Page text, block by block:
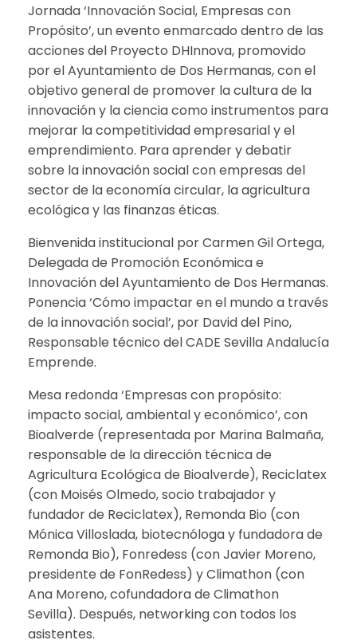
Jornada ‘Innovación Social, Empresas con
Propósito’, un evento enmarcado dentro de las
acciones del Proyecto DHInnova, promovido
por el Ayuntamiento de Dos Hermanas, con el
objetivo general de promover la cultura de la
innovación y la ciencia como instrumentos para
mejorar la competitividad empresarial y el
emprendimiento. Para aprender y debatir
sobre la innovación social con empresas del
sector de la economía circular, la agricultura
ecológica y las finanzas éticas.
Bienvenida institucional por Carmen Gil Ortega,
Delegada de Promoción Económica e
Innovación del Ayuntamiento de Dos Hermanas.
Ponencia ‘Cómo impactar en el mundo a través
de la innovación social’, por David del Pino,
Responsable técnico del CADE Sevilla Andalucía
Emprende.
Mesa redonda ‘Empresas con propósito:
impacto social, ambiental y económico’, con
Bioalverde (representada por Marina Balmaña,
responsable de la dirección técnica de
Agricultura Ecológica de Bioalverde), Reciclatex
(con Moisés Olmedo, socio trabajador y
fundador de Reciclatex), Remonda Bio (con
Mónica Villoslada, biotecnóloga y fundadora de
Remonda Bio), Fonredess (con Javier Moreno,
presidente de FonRedess) y Climathon (con
Ana Moreno, cofundadora de Climathon
Sevilla). Después, networking con todos los
asistentes.